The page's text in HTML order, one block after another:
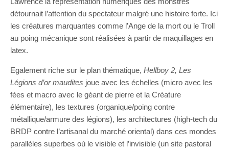
détournait l’attention du spectateur malgré une histoire forte. Ici
les créatures marquantes comme l’Ange de la mort ou le Troll
au poing mécanique sont réalisées à partir de maquillages en
latex.
Egalement riche sur le plan thématique, Hellboy 2, Les
Légions d’or maudites joue avec les échelles (micro avec les
fées et macro avec le géant de pierre et la Créature
élémentaire), les textures (organique/poing contre
métallique/armure des légions), les architectures (high-tech du
BRDP contre l’artisanal du marché oriental) dans ces mondes
parallèles superbes où le visible et l’invisible (un site pastoral